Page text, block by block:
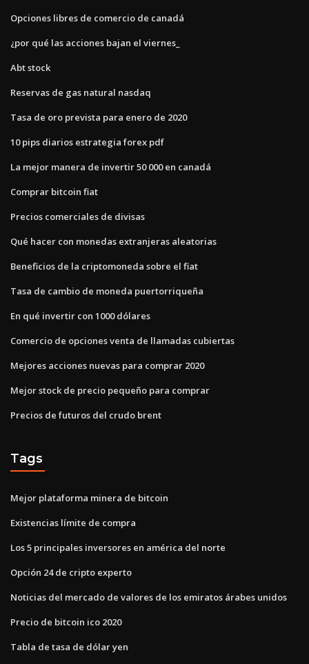
Opciones libres de comercio de canadá
¿por qué las acciones bajan el viernes_
Abt stock
Reservas de gas natural nasdaq
Tasa de oro prevista para enero de 2020
10 pips diarios estrategia forex pdf
La mejor manera de invertir 50 000 en canadá
Comprar bitcoin fiat
Precios comerciales de divisas
Qué hacer con monedas extranjeras aleatorias
Beneficios de la criptomoneda sobre el fiat
Tasa de cambio de moneda puertorriqueña
En qué invertir con 1000 dólares
Comercio de opciones venta de llamadas cubiertas
Mejores acciones nuevas para comprar 2020
Mejor stock de precio pequeño para comprar
Precios de futuros del crudo brent
Tags
Mejor plataforma minera de bitcoin
Existencias límite de compra
Los 5 principales inversores en américa del norte
Opción 24 de cripto experto
Noticias del mercado de valores de los emiratos árabes unidos
Precio de bitcoin ico 2020
Tabla de tasa de dólar yen